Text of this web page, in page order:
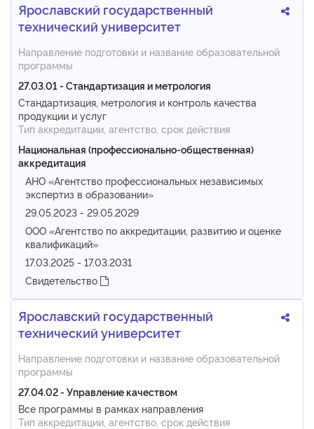
Ярославский государственный
технический университет
Направление подготовки и название образовательной
программы
27.03.01 - Стандартизация и метрология
Стандартизация, метрология и контроль качества
продукции и услуг
Тип аккредитации, агентство, срок действия
Национальная (профессионально-общественная)
аккредитация
АНО «Агентство профессиональных независимых
экспертиз в образовании»
29.05.2023 - 29.05.2029
ООО «Агентство по аккредитации, развитию и оценке
квалификаций»
17.03.2025 - 17.03.2031
Свидетельство
Ярославский государственный
технический университет
Направление подготовки и название образовательной
программы
27.04.02 - Управление качеством
Все программы в рамках направления
Тип аккредитации, агентство, срок действия